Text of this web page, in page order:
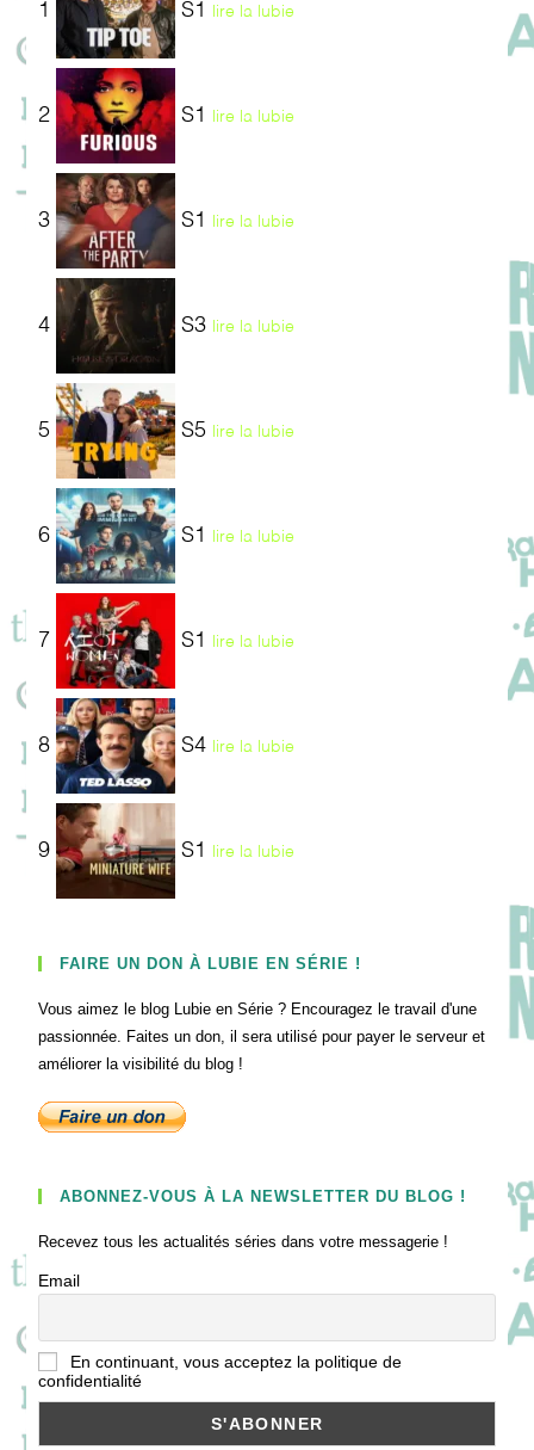
1 S1 lire la lubie
2 S1 lire la lubie
3 S1 lire la lubie
4 S3 lire la lubie
5 S5 lire la lubie
6 S1 lire la lubie
7 S1 lire la lubie
8 S4 lire la lubie
9 S1 lire la lubie
FAIRE UN DON À LUBIE EN SÉRIE !
Vous aimez le blog Lubie en Série ? Encouragez le travail d'une
passionnée. Faites un don, il sera utilisé pour payer le serveur et
améliorer la visibilité du blog !
ABONNEZ-VOUS À LA NEWSLETTER DU BLOG !
Recevez tous les actualités séries dans votre messagerie !
Email
En continuant, vous acceptez la politique de
confidentialité